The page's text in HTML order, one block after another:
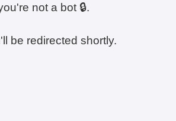
not a bot 🔒.
be redirected shortly.